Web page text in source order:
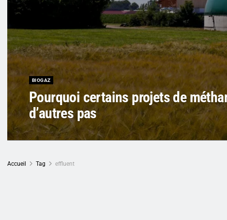
BIOGAZ
Pourquoi certains projets de
d’autres pas
Accueil Tag effluent